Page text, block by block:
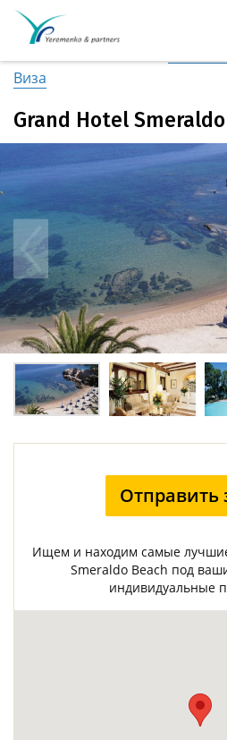
Италия
Виза
Grand Hotel
Отправить
Ищем и находим самые
Smeraldo Beach под
индивидуальные